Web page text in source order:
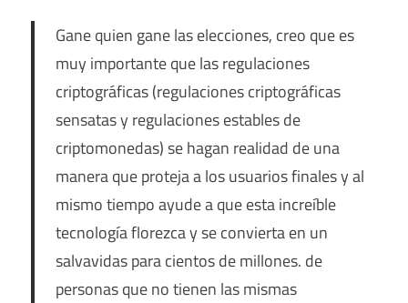
Gane quien gane las elecciones, creo que es
muy importante que las regulaciones
criptográficas (regulaciones criptográficas
sensatas y regulaciones estables de
criptomonedas) se hagan realidad de una
manera que proteja a los usuarios finales y al
mismo tiempo ayude a que esta increíble
tecnología florezca y se convierta en un
salvavidas para cientos de millones. de
personas que no tienen las mismas